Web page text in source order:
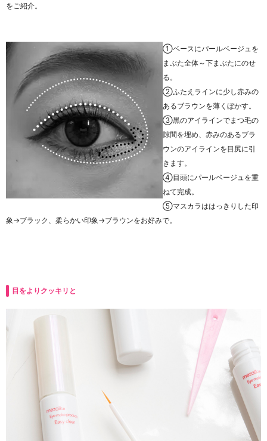
をご紹介。
①ベースにパールベージュを
まぶた全体～下まぶたにのせ
る。
②ふたえラインに少し赤みの
あるブラウンを薄くぼかす。
③黒のアイラインでまつ毛の
隙間を埋め、赤みのあるブラ
ウンのアイラインを目尻に引
きます。
④目頭にパールベージュを重
ねて完成。
⑤マスカラははっきりした印
象→ブラック、柔らかい印象→ブラウンをお好みで。
目をよりクッキリと